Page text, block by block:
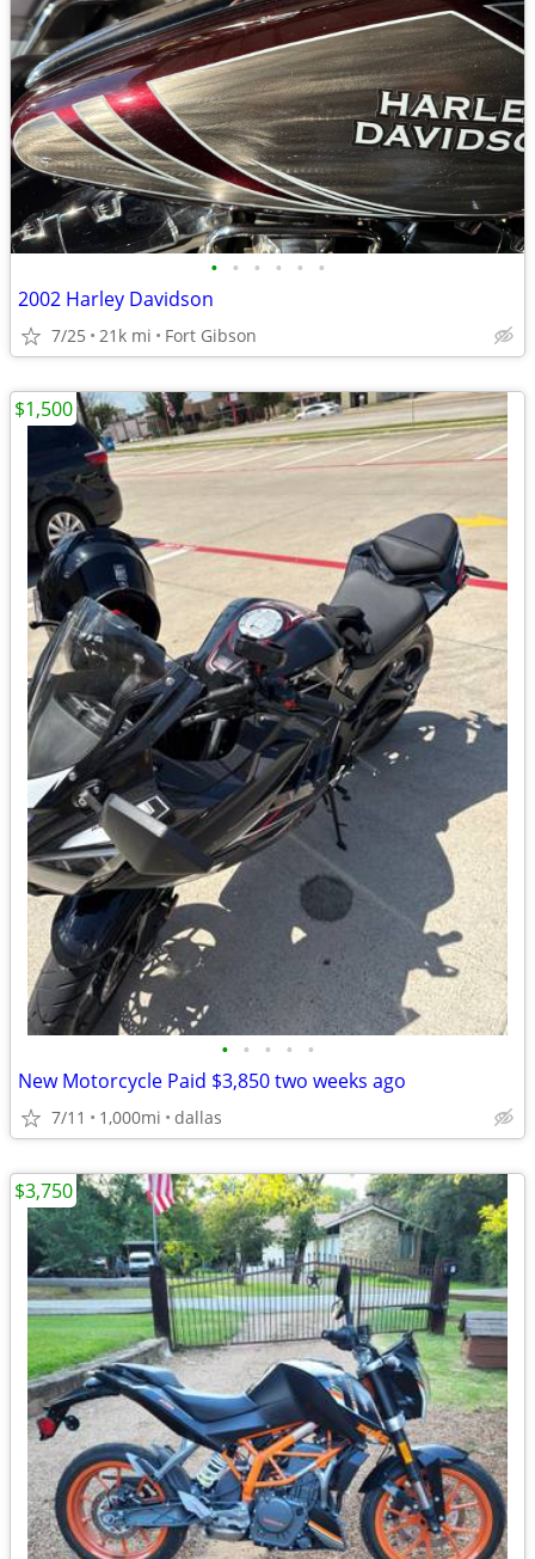
• • • • • •
2002 Harley Davidson
7/25 21k mi Fort Gibson
• • • • •
New Motorcycle Paid $3,850 two weeks ago
7/11 1,000mi dallas
$1,500
$3,750